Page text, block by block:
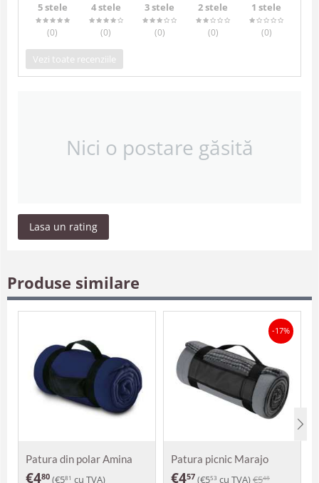
5 stele
(0)
4 stele
(0)
3 stele
(0)
2 stele
(0)
1 stele
(0)
Vezi toate recenziile
Nici o postare găsită
Lasa un rating
Produse similare
Patura din polar Amina
€480 (€581 cu TVA)
-17%
Patura picnic Marajo
€457 (€553 cu TVA)€548